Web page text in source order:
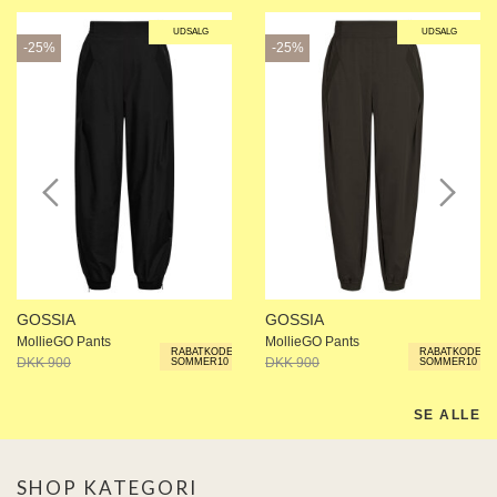
UDSALG
RABATKODE:
SOMMER10
-25%
GOSSIA
MollieGO Pants
DKK 900
DKK 675
UDSALG
RABATKODE:
SOMMER10
-25%
GOSSIA
MollieGO Pants
DKK 900
DKK 675
SE ALLE
SHOP KATEGORI